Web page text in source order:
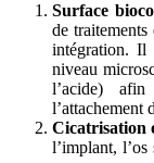
Surface
de traitements
intégration. Il
niveau
l’acide)
l’attachement
Cicatrisation
l’implant,